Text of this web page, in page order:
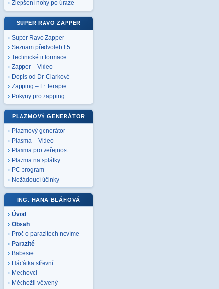
Zlepšení nohy po úraze
SUPER RAVO ZAPPER
Super Ravo Zapper
Seznam předvoleb 85
Technické informace
Zapper – Video
Dopis od Dr. Clarkové
Zapping – Fr. terapie
Pokyny pro zapping
PLAZMOVÝ GENERÁTOR
Plazmový generátor
Plasma – Video
Plasma pro veřejnost
Plazma na splátky
PC program
Nežádoucí účinky
ING. HANA BLÁHOVÁ
Úvod
Obsah
Proč o parazitech nevíme
Parazité
Babesie
Háďátka střevní
Mechovci
Měchožil větvený